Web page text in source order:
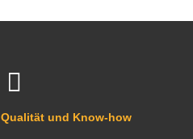
Qualität und Know-how